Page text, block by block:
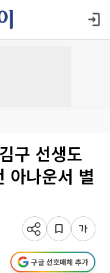
구 선생도
아나운서 별
구글 선호매체 추가